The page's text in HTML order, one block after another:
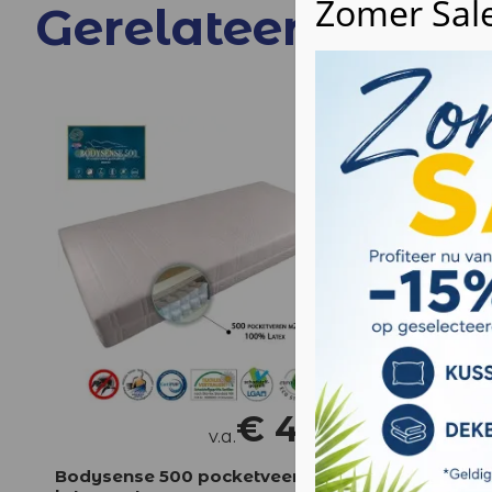
Gerelateerde
v.a.€ 495
Bodysense 500 pocketveer